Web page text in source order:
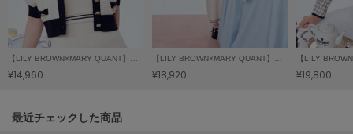
MIESROHE
ミースロエ
miies miim
ミーエスミーム
【LILY BROWN×MARY QUANT】ニットカーディガン
¥14,960
【LILY BROWN×MARY QUANT】ポロニットワンピース
¥18,920 ¥19,800
関連記事
最近チェックした商品